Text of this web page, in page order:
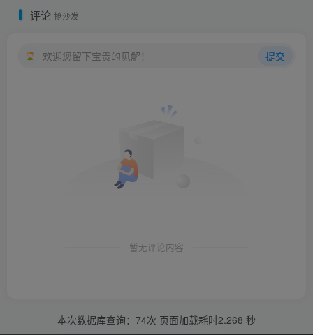
评论 抢沙发
欢迎您留下宝贵的见解！ 提交
暂无评论内容
本次数据库查询：74次 页面加载耗时2.268 秒